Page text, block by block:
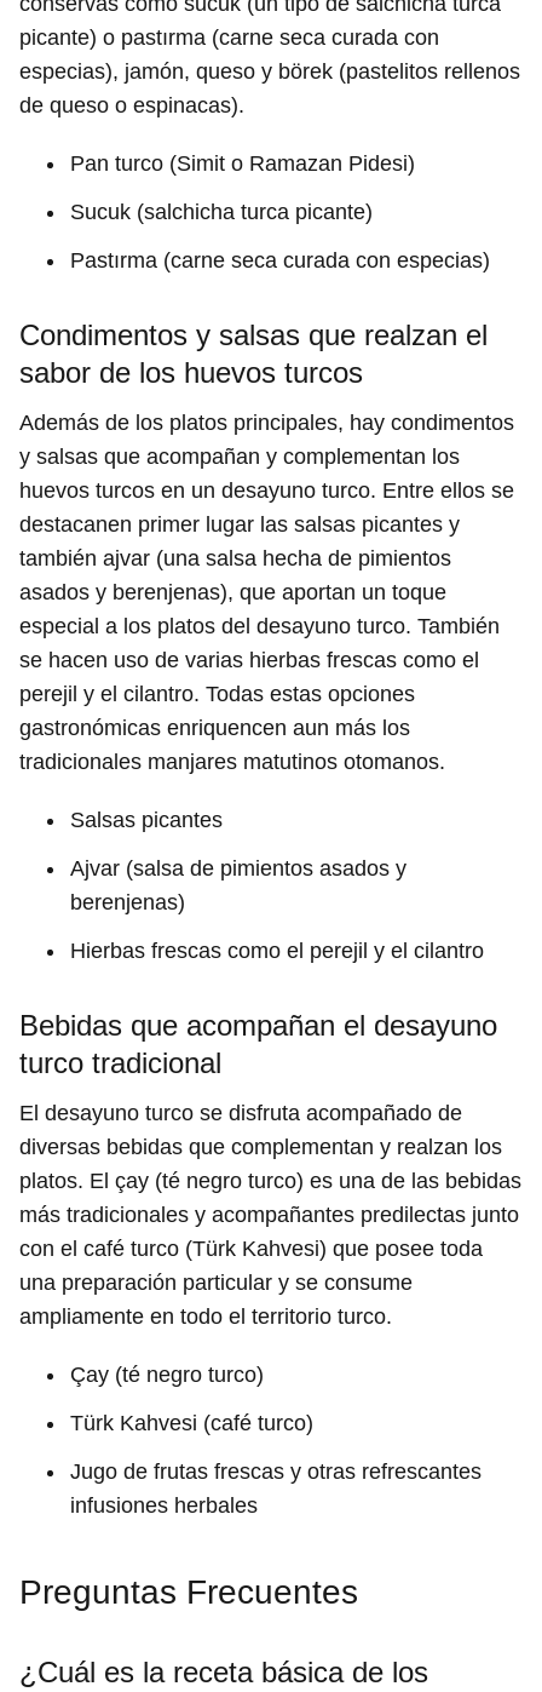
picante) o pastırma (carne seca curada con
especias), jamón, queso y börek (pastelitos rellenos
de queso o espinacas).
Pan turco (Simit o Ramazan Pidesi)
Sucuk (salchicha turca picante)
Pastırma (carne seca curada con especias)
Condimentos y salsas que realzan el
sabor de los huevos turcos
Además de los platos principales, hay condimentos
y salsas que acompañan y complementan los
huevos turcos en un desayuno turco. Entre ellos se
destacanen primer lugar las salsas picantes y
también ajvar (una salsa hecha de pimientos
asados y berenjenas), que aportan un toque
especial a los platos del desayuno turco. También
se hacen uso de varias hierbas frescas como el
perejil y el cilantro. Todas estas opciones
gastronómicas enriquencen aun más los
tradicionales manjares matutinos otomanos.
Salsas picantes
Ajvar (salsa de pimientos asados y
berenjenas)
Hierbas frescas como el perejil y el cilantro
Bebidas que acompañan el desayuno
turco tradicional
El desayuno turco se disfruta acompañado de
diversas bebidas que complementan y realzan los
platos. El çay (té negro turco) es una de las bebidas
más tradicionales y acompañantes predilectas junto
con el café turco (Türk Kahvesi) que posee toda
una preparación particular y se consume
ampliamente en todo el territorio turco.
Çay (té negro turco)
Türk Kahvesi (café turco)
Jugo de frutas frescas y otras refrescantes
infusiones herbales
Preguntas Frecuentes
¿Cuál es la receta básica de los